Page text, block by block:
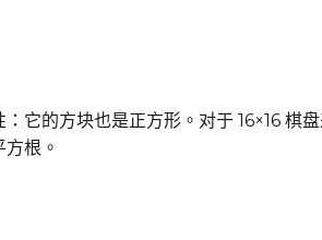
它的方块也是正方形。对于 16×16
根。